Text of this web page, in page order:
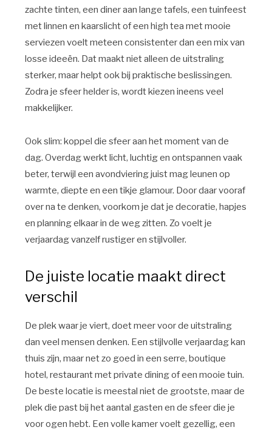
zachte tinten, een diner aan lange tafels, een tuinfeest
met linnen en kaarslicht of een high tea met mooie
serviezen voelt meteen consistenter dan een mix van
losse ideeën. Dat maakt niet alleen de uitstraling
sterker, maar helpt ook bij praktische beslissingen.
Zodra je sfeer helder is, wordt kiezen ineens veel
makkelijker.
Ook slim: koppel die sfeer aan het moment van de
dag. Overdag werkt licht, luchtig en ontspannen vaak
beter, terwijl een avondviering juist mag leunen op
warmte, diepte en een tikje glamour. Door daar vooraf
over na te denken, voorkom je dat je decoratie, hapjes
en planning elkaar in de weg zitten. Zo voelt je
verjaardag vanzelf rustiger en stijlvoller.
De juiste locatie maakt direct
verschil
De plek waar je viert, doet meer voor de uitstraling
dan veel mensen denken. Een stijlvolle verjaardag kan
thuis zijn, maar net zo goed in een serre, boutique
hotel, restaurant met private dining of een mooie tuin.
De beste locatie is meestal niet de grootste, maar de
plek die past bij het aantal gasten en de sfeer die je
voor ogen hebt. Een volle kamer voelt gezellig, een